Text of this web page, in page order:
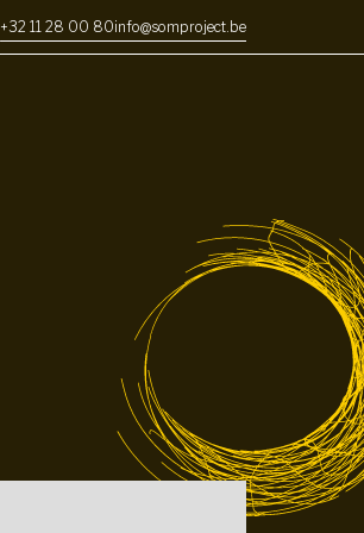
+32 11 28 00 80info@somproject.be